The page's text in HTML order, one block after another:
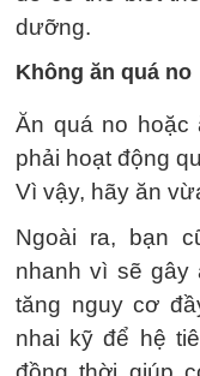
dưỡng.
Không ăn quá no
Ăn quá no hoặc
phải hoạt động
Vì vậy, hãy ăn
Ngoài ra, bạn
nhanh vì sẽ gây
tăng nguy cơ
nhai kỹ để hệ